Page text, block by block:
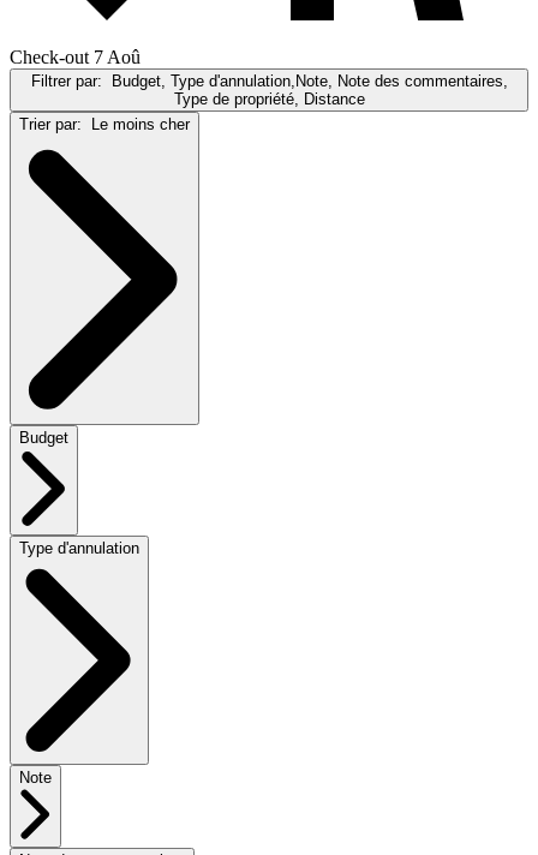
Check-out 7 Aoû
Filtrer par:
Budget, Type d'annulation,Note, Note des commentaires,
Type de propriété, Distance
Trier par:
Le moins cher
Budget
Type d'annulation
Note